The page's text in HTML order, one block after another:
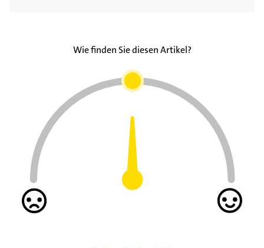
Nikotinvergiftung - was tun? So behandelt
man eine Nikotinvergiftung
Nikotinvergiftung: Kommt der Nikotinschock
tatsächlich vom Rauchen?
Wie finden Sie diesen Artikel?